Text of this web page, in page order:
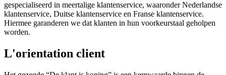
gespecialiseerd in meertalige klantenservice, waaronder Nederlandse
klantenservice, Duitse klantenservice en Franse klantenservice.
Hiermee garanderen we dat klanten in hun voorkeurstaal geholpen
worden.
L'orientation client